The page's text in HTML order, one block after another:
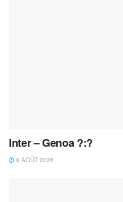
Inter – Genoa ?:?
8 AOÛT 2026